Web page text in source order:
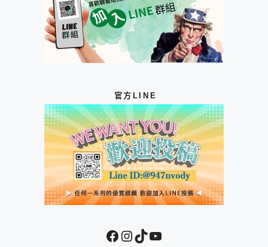
官方LINE
Facebook
Instagram
TikTokYouTube